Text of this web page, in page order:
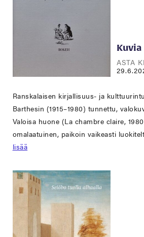
ASTA
Ranskalaisen kirjallisuus- ja
Barthesin (1915–1980) tunnettu,
Valoisa huone (La chambre claire,
omalaatuinen, paikoin vaikeasti
lisää